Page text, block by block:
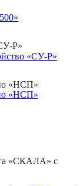
Р»
«НСП»
«СКАЛА» с